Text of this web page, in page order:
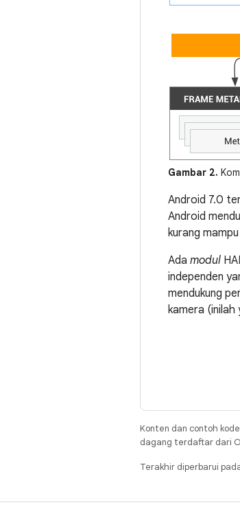
Gambar 2.
Android 7.0
Android
kurang
Ada modul
independen
mendukung
kamera (inilah
Konten dan contoh
dagang terdaftar dari
Terakhir diperbarui